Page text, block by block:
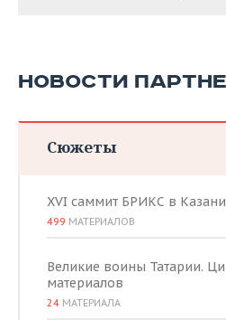
НОВОСТИ
Сюжеты
XVI саммит БРИКС в Казани
499 МАТЕРИАЛОВ
Великие воины Татарии.
материалов
24 МАТЕРИАЛА